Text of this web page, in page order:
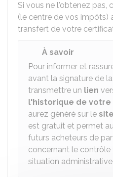
Si vous ne l'obtenez pas,
(le centre de vos impôts)
transfert de votre
À savoir
Pour informer et
avant la signature de
transmettre un lien
l'historique de votre
aurez généré sur le
est gratuit et permet
futurs acheteurs de
concernant le contrôle
situation